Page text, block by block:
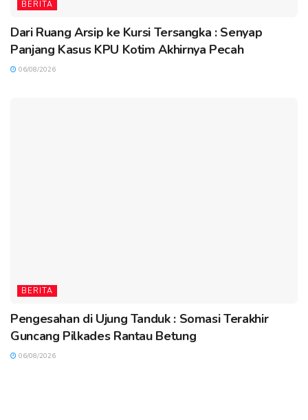
BERITA
Dari Ruang Arsip ke Kursi Tersangka : Senyap
Panjang Kasus KPU Kotim Akhirnya Pecah
06/08/2026
BERITA
Pengesahan di Ujung Tanduk : Somasi Terakhir
Guncang Pilkades Rantau Betung
06/08/2026